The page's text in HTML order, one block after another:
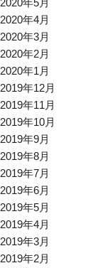
2020年4月
2020年3月
2020年2月
2020年1月
2019年12月
2019年11月
2019年10月
2019年9月
2019年8月
2019年7月
2019年6月
2019年5月
2019年4月
2019年3月
2019年2月